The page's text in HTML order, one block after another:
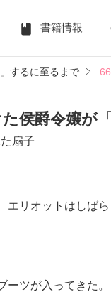
書籍情報
するに至るまで
侯爵令嬢が
扇子
リオットはしば
ツが入ってきた。